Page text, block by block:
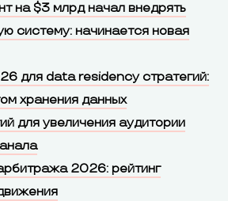
на $3 млрд начал внедрять
систему: начинается новая
для data residency стратегий:
хранения данных
для увеличения аудитории
2026: рейтинг